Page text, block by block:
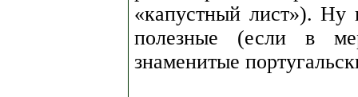
«капустный лист»). Ну
полезные (если в
знаменитые